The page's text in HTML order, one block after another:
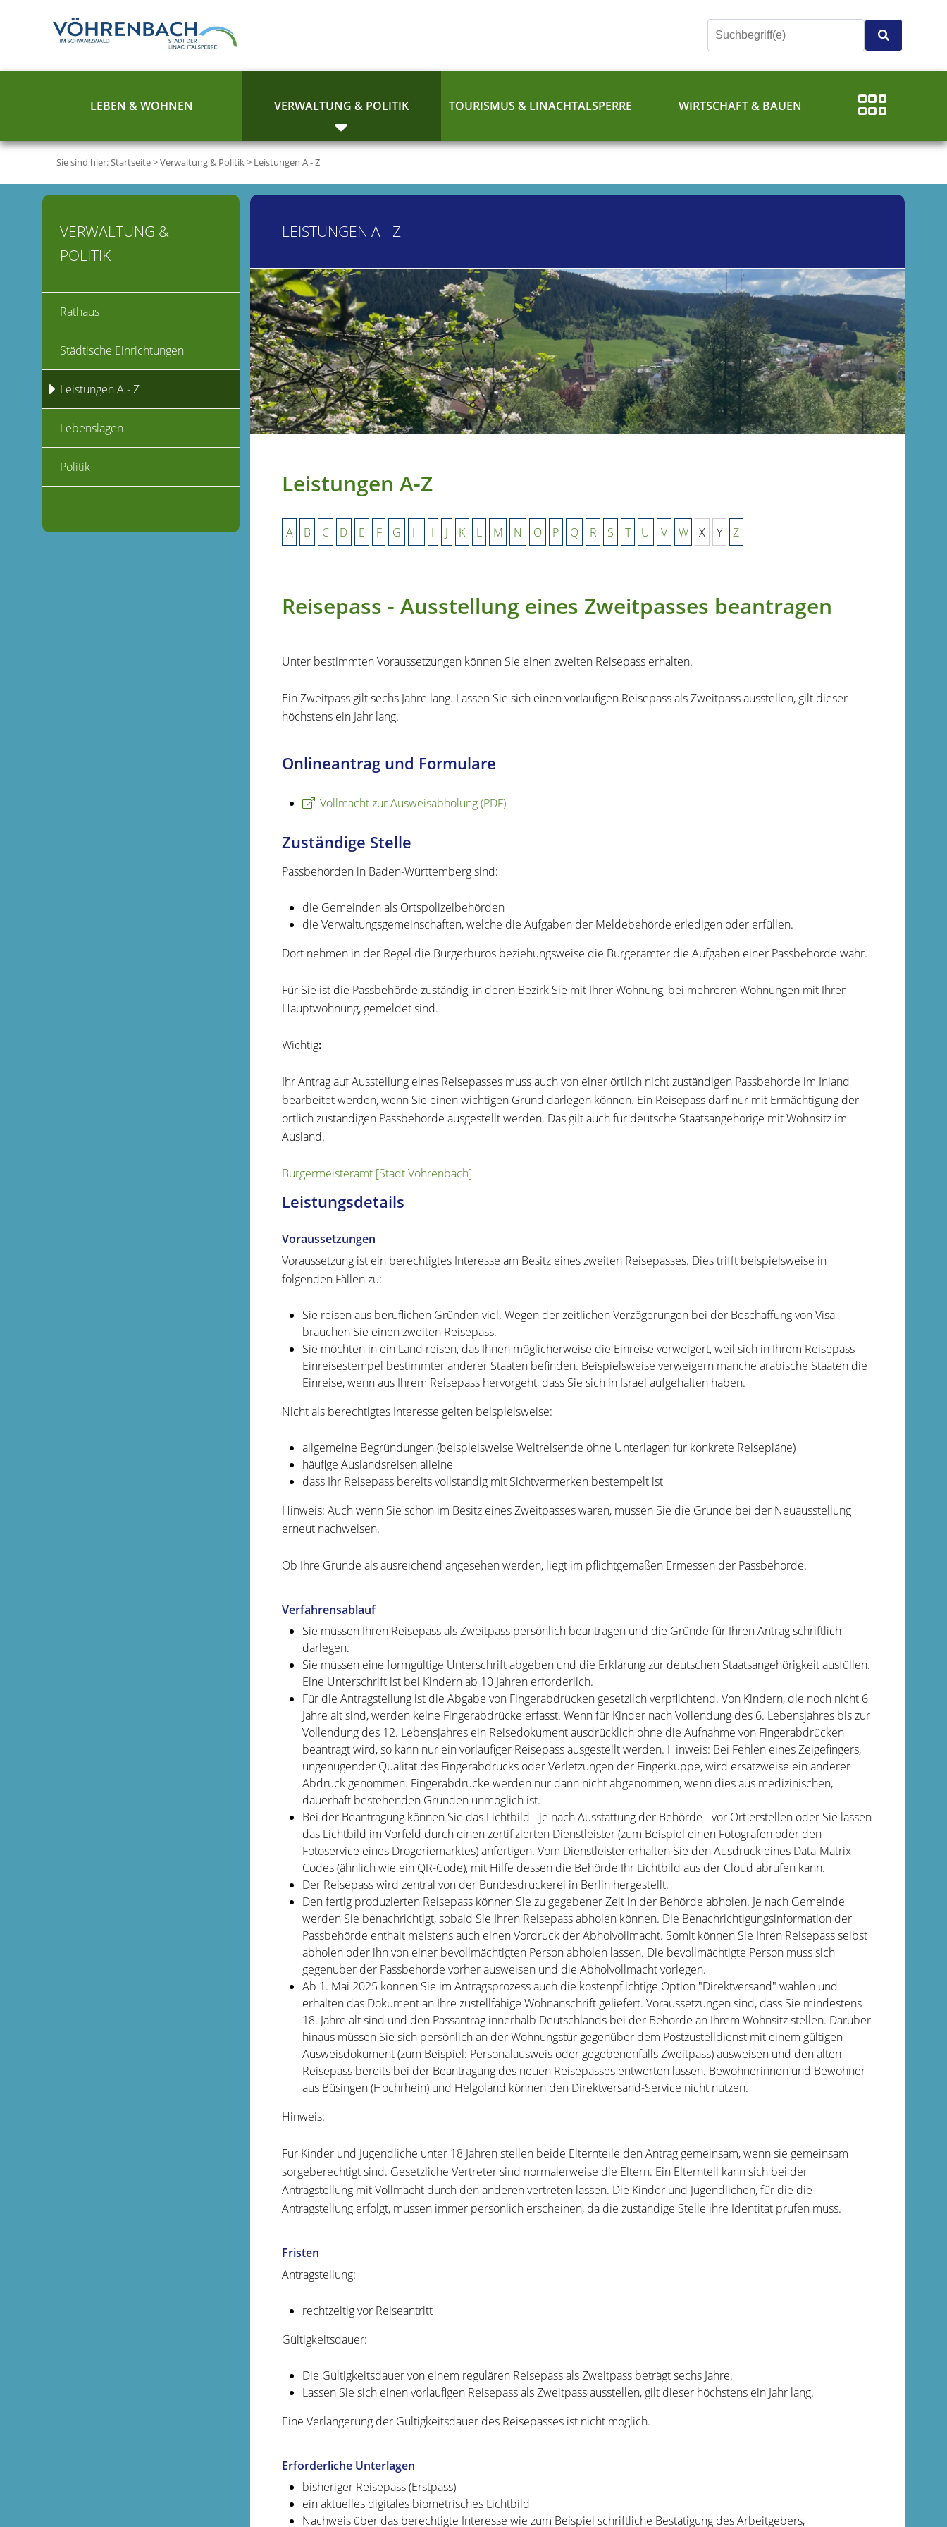
LEBEN & WOHNEN VERWALTUNG & POLITIK TOURISMUS & LINACHTALSPERRE WIRTSCHAFT & BAUEN
Sie sind hier:Startseite>Verwaltung & Politik> Leistungen A - Z
LEISTUNGEN A - Z
Leistungen A-Z
A B C D E F G H I J K L M N O P Q R S T U V W X Y Z
Reisepass - Ausstellung eines Zweitpasses beantragen
Unter bestimmten Voraussetzungen können Sie einen zweiten Reisepass erhalten.
Ein Zweitpass gilt sechs Jahre lang. Lassen Sie sich einen vorläufigen Reisepass als Zweitpass ausstellen, gilt dieser
höchstens ein Jahr lang.
Onlineantrag und Formulare
Vollmacht zur Ausweisabholung (PDF)
Zuständige Stelle
Passbehörden in Baden-Württemberg sind:
die Gemeinden als Ortspolizeibehörden
die Verwaltungsgemeinschaften, welche die Aufgaben der Meldebehörde erledigen oder erfüllen.
Dort nehmen in der Regel die Bürgerbüros beziehungsweise die Bürgerämter die Aufgaben einer Passbehörde wahr.
Für Sie ist die Passbehörde zuständig, in deren Bezirk Sie mit Ihrer Wohnung, bei mehreren Wohnungen mit Ihrer
Hauptwohnung, gemeldet sind.
Wichtig:
Ihr Antrag auf Ausstellung eines Reisepasses muss auch von einer örtlich nicht zuständigen Passbehörde im Inland
bearbeitet werden, wenn Sie einen wichtigen Grund darlegen können. Ein Reisepass darf nur mit Ermächtigung der
örtlich zuständigen Passbehörde ausgestellt werden. Das gilt auch für deutsche Staatsangehörige mit Wohnsitz im
Ausland.
Bürgermeisteramt [Stadt Vöhrenbach]
Leistungsdetails
Voraussetzungen
Voraussetzung ist ein berechtigtes Interesse am Besitz eines zweiten Reisepasses. Dies trifft beispielsweise in
folgenden Fällen zu:
Sie reisen aus beruflichen Gründen viel. Wegen der zeitlichen Verzögerungen bei der Beschaffung von Visa
brauchen Sie einen zweiten Reisepass.
Sie möchten in ein Land reisen, das Ihnen möglicherweise die Einreise verweigert, weil sich in Ihrem Reisepass
Einreisestempel bestimmter anderer Staaten befinden. Beispielsweise verweigern manche arabische Staaten die
Einreise, wenn aus Ihrem Reisepass hervorgeht, dass Sie sich in Israel aufgehalten haben.
Nicht als berechtigtes Interesse gelten beispielsweise:
allgemeine Begründungen (beispielsweise Weltreisende ohne Unterlagen für konkrete Reisepläne)
häufige Auslandsreisen alleine
dass Ihr Reisepass bereits vollständig mit Sichtvermerken bestempelt ist
Hinweis: Auch wenn Sie schon im Besitz eines Zweitpasses waren, müssen Sie die Gründe bei der Neuausstellung
erneut nachweisen.
Ob Ihre Gründe als ausreichend angesehen werden, liegt im pflichtgemäßen Ermessen der Passbehörde.
Verfahrensablauf
Sie müssen Ihren Reisepass als Zweitpass persönlich beantragen und die Gründe für Ihren Antrag schriftlich
darlegen.
Sie müssen eine formgültige Unterschrift abgeben und die Erklärung zur deutschen Staatsangehörigkeit ausfüllen.
Eine Unterschrift ist bei Kindern ab 10 Jahren erforderlich.
Für die Antragstellung ist die Abgabe von Fingerabdrücken gesetzlich verpflichtend. Von Kindern, die noch nicht 6
Jahre alt sind, werden keine Fingerabdrücke erfasst. Wenn für Kinder nach Vollendung des 6. Lebensjahres bis zur
Vollendung des 12. Lebensjahres ein Reisedokument ausdrücklich ohne die Aufnahme von Fingerabdrücken
beantragt wird, so kann nur ein vorläufiger Reisepass ausgestellt werden. Hinweis: Bei Fehlen eines Zeigefingers,
ungenügender Qualität des Fingerabdrucks oder Verletzungen der Fingerkuppe, wird ersatzweise ein anderer
Abdruck genommen. Fingerabdrücke werden nur dann nicht abgenommen, wenn dies aus medizinischen,
dauerhaft bestehenden Gründen unmöglich ist.
Bei der Beantragung können Sie das Lichtbild - je nach Ausstattung der Behörde - vor Ort erstellen oder Sie lassen
das Lichtbild im Vorfeld durch einen zertifizierten Dienstleister (zum Beispiel einen Fotografen oder den
Fotoservice eines Drogeriemarktes) anfertigen. Vom Dienstleister erhalten Sie den Ausdruck eines Data-Matrix-
Codes (ähnlich wie ein QR-Code), mit Hilfe dessen die Behörde Ihr Lichtbild aus der Cloud abrufen kann.
Der Reisepass wird zentral von der Bundesdruckerei in Berlin hergestellt.
Den fertig produzierten Reisepass können Sie zu gegebener Zeit in der Behörde abholen. Je nach Gemeinde
werden Sie benachrichtigt, sobald Sie Ihren Reisepass abholen können. Die Benachrichtigungsinformation der
Passbehörde enthält meistens auch einen Vordruck der Abholvollmacht. Somit können Sie Ihren Reisepass selbst
abholen oder ihn von einer bevollmächtigten Person abholen lassen. Die bevollmächtigte Person muss sich
gegenüber der Passbehörde vorher ausweisen und die Abholvollmacht vorlegen.
Ab 1. Mai 2025 können Sie im Antragsprozess auch die kostenpflichtige Option "Direktversand" wählen und
erhalten das Dokument an Ihre zustellfähige Wohnanschrift geliefert. Voraussetzungen sind, dass Sie mindestens
18. Jahre alt sind und den Passantrag innerhalb Deutschlands bei der Behörde an Ihrem Wohnsitz stellen. Darüber
hinaus müssen Sie sich persönlich an der Wohnungstür gegenüber dem Postzustelldienst mit einem gültigen
Ausweisdokument (zum Beispiel: Personalausweis oder gegebenenfalls Zweitpass) ausweisen und den alten
Reisepass bereits bei der Beantragung des neuen Reisepasses entwerten lassen. Bewohnerinnen und Bewohner
aus Büsingen (Hochrhein) und Helgoland können den Direktversand-Service nicht nutzen.
Hinweis:
Für Kinder und Jugendliche unter 18 Jahren stellen beide Elternteile den Antrag gemeinsam, wenn sie gemeinsam
sorgeberechtigt sind. Gesetzliche Vertreter sind normalerweise die Eltern. Ein Elternteil kann sich bei der
Antragstellung mit Vollmacht durch den anderen vertreten lassen. Die Kinder und Jugendlichen, für die die
Antragstellung erfolgt, müssen immer persönlich erscheinen, da die zuständige Stelle ihre Identität prüfen muss.
Fristen
Antragstellung:
rechtzeitig vor Reiseantritt
Gültigkeitsdauer:
Die Gültigkeitsdauer von einem regulären Reisepass als Zweitpass beträgt sechs Jahre.
Lassen Sie sich einen vorläufigen Reisepass als Zweitpass ausstellen, gilt dieser höchstens ein Jahr lang.
Eine Verlängerung der Gültigkeitsdauer des Reisepasses ist nicht möglich.
Erforderliche Unterlagen
bisheriger Reisepass (Erstpass)
ein aktuelles digitales biometrisches Lichtbild
Nachweis über das berechtigte Interesse wie zum Beispiel schriftliche Bestätigung des Arbeitgebers,
VERWALTUNG &
POLITIK
Rathaus
Städtische Einrichtungen
Leistungen A - Z
Lebenslagen
Politik